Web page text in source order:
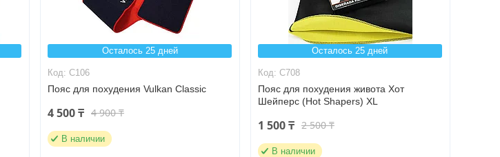
Осталось 25 дней
C106
Пояс для похудения Vulkan Classic
4 500 ₸ 4 900 ₸
В наличии
Осталось 25 дней
C708
Пояс для похудения живота Хот
Шейперс (Hot Shapers) XL
1 500 ₸ 2 500 ₸
В наличии